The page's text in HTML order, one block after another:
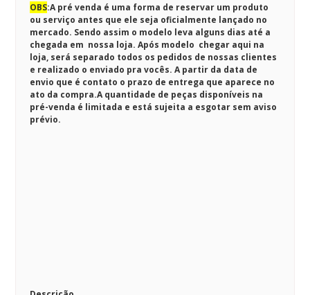
OBS:A pré venda é uma forma de reservar um produto
ou serviço antes que ele seja oficialmente lançado no
mercado. Sendo assim o modelo leva alguns dias até a
chegada em nossa loja. Após modelo chegar aqui na
loja, será separado todos os pedidos de nossas clientes
e realizado o enviado pra vocês. A partir da data de
envio que é contato o prazo de entrega que aparece no
ato da compra.A quantidade de peças disponíveis na
pré-venda é limitada e está sujeita a esgotar sem aviso
prévio.